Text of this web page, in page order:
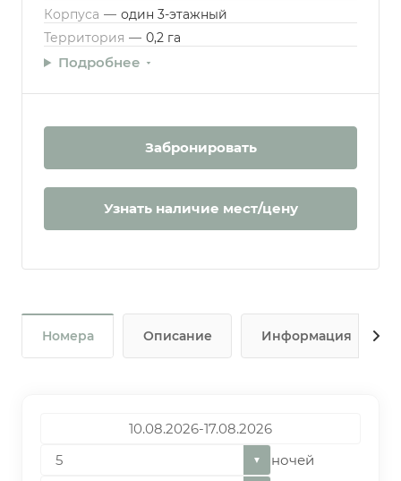
Корпуса — один 3-этажный
Территория — 0,2 га
Подробнее
Забронировать
Узнать наличие мест/цену
Номера Описание Информация
▼ ночей